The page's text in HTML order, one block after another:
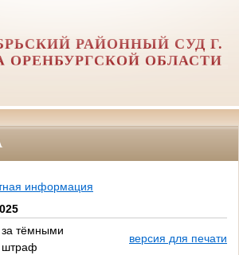
РАЙОННЫЙ СУД Г.
ОРЕНБУРГСКОЙ ОБЛАСТИ
информация
тёмными
штраф
версия для печати